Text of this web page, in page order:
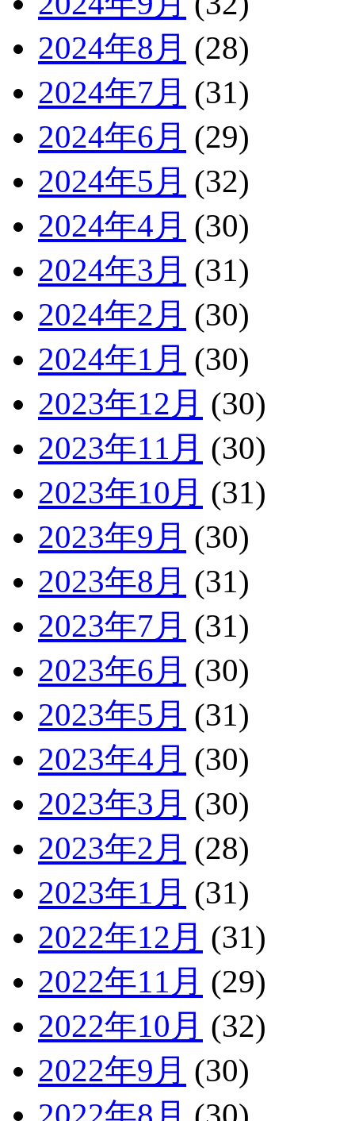
2024年8月 (28)
2024年7月 (31)
2024年6月 (29)
2024年5月 (32)
2024年4月 (30)
2024年3月 (31)
2024年2月 (30)
2024年1月 (30)
2023年12月 (30)
2023年11月 (30)
2023年10月 (31)
2023年9月 (30)
2023年8月 (31)
2023年7月 (31)
2023年6月 (30)
2023年5月 (31)
2023年4月 (30)
2023年3月 (30)
2023年2月 (28)
2023年1月 (31)
2022年12月 (31)
2022年11月 (29)
2022年10月 (32)
2022年9月 (30)